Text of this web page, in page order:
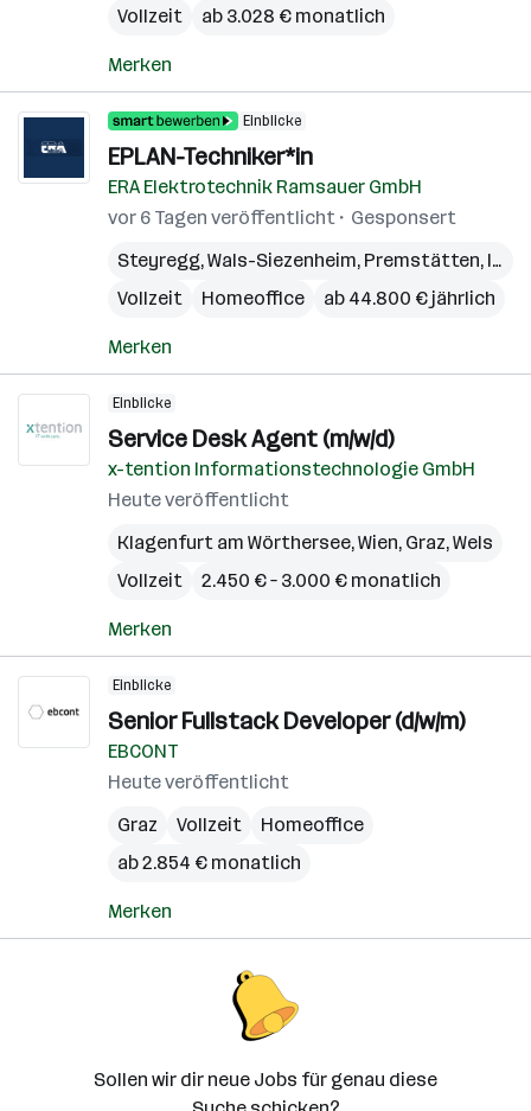
Vollzeit
ab 3.028 € monatlich
Merken
Einblicke
EPLAN-Techniker*in
ERA Elektrotechnik Ramsauer GmbH
vor 6 Tagen veröffentlicht
Gesponsert
Steyregg,Wals-Siezenheim, Premstätten, Innsbruck
Vollzeit
Homeoffice ab 44.800 € jährlich
Merken
Einblicke
Service Desk Agent (m/w/d)
x-tention Informationstechnologie GmbH
Heute veröffentlicht
Klagenfurt am Wörthersee,Wien, Graz,Wels
Vollzeit
2.450 € – 3.000 € monatlich
Merken
Einblicke
Senior Fullstack Developer (d/w/m)
EBCONT
Heute veröffentlicht
Graz
Vollzeit
Homeoffice
ab 2.854 € monatlich
Merken
Sollen wir dir neue Jobs für genau diese